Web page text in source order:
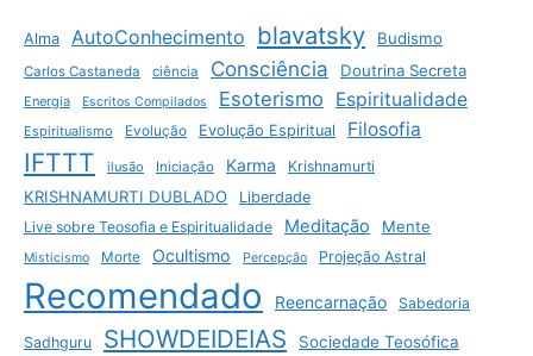
Alma AutoConhecimento blavatsky Budismo
Carlos Castaneda ciência Consciência Doutrina Secreta
Energia Escritos Compilados Esoterismo Espiritualidade
Espiritualismo Evolução Evolução Espiritual Filosofia
IFTTT ilusão Iniciação Karma Krishnamurti
KRISHNAMURTI DUBLADO
Liberdade
Live sobre Teosofia e Espiritualidade
Meditação Mente
Misticismo Morte Ocultismo Percepção Projeção Astral
Recomendado Reencarnação Sabedoria
Sadhguru SHOWDEIDEIAS Sociedade Teosófica